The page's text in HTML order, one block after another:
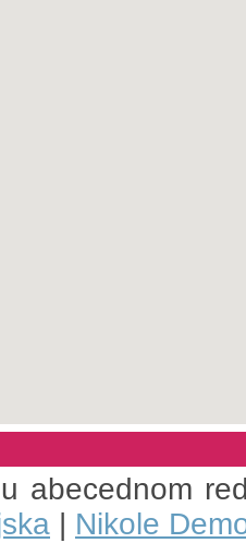
abecednom
| Nikole